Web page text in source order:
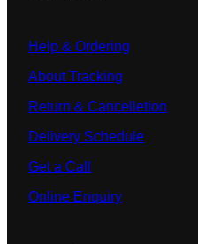
Help & Ordering
About Tracking
Return & Cancelletion
Delivery Schedule
Get a Call
Online Enquiry